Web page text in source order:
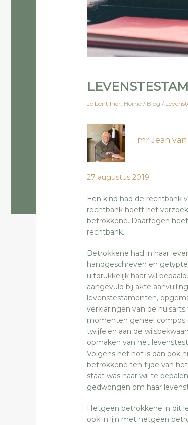
Je bent hier: Home / Blog /
mr Jean
27 augustus 2019
Een kind had de rechtbank
rechtbank heeft het
betrokkene. Daartegen
rechtbank.
Betrokkene had in haar
handgeschreven en
uitdrukkelijk haar wil
aangevuld bij akte
levenstestamenten,
verklaringen van de
momenten geheel compos
twijfelen aan de
opmaken van het
Volgens het hof is dan ook
betrokkene ten tijde van
staat was haar wil te
gedwongen om haar
Hetgeen betrokkene in dit
ook in lijn met hetgeen